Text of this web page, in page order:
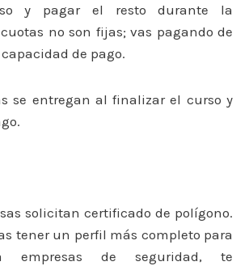
y pagar el resto durante la
no son fijas; vas pagando de
de pago.
se entregan al finalizar el curso y
solicitan certificado de polígono.
tener un perfil más completo para
empresas de seguridad, te